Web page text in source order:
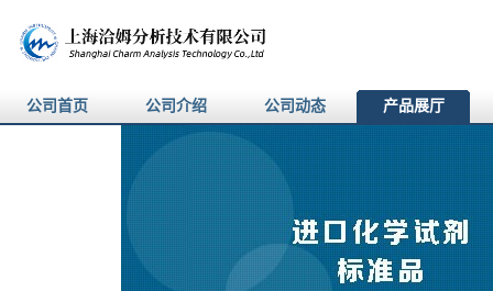
公司首页 公司介绍 公司动态 产品展厅